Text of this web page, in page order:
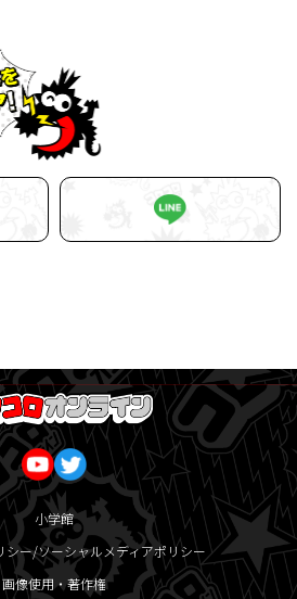
小学館
シー/ソーシャルメディアポリシー
画像使用・著作権